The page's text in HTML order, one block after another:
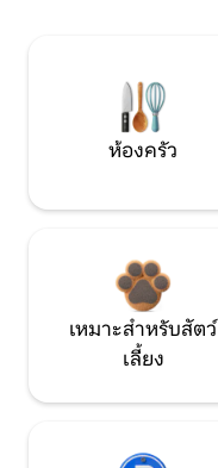
ห้องครัว
เหมาะสำหรับสัตว์
เลี้ยง